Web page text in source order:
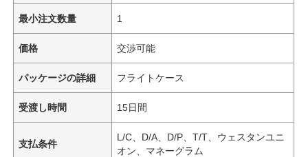
最小注文数量 1
価格 交渉可能
パッケージの詳細 フライトケース
受渡し時間 15日間
支払条件
L/C、D/A、D/P、T/T、ウェスタンユニ
オン、マネーグラム